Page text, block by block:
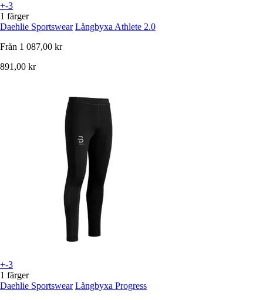
+-3
1 färger
Daehlie Sportswear Långbyxa Athlete 2.0
Från 1 087,00 kr
891,00 kr
+-3
1 färger
Daehlie Sportswear Långbyxa Progress